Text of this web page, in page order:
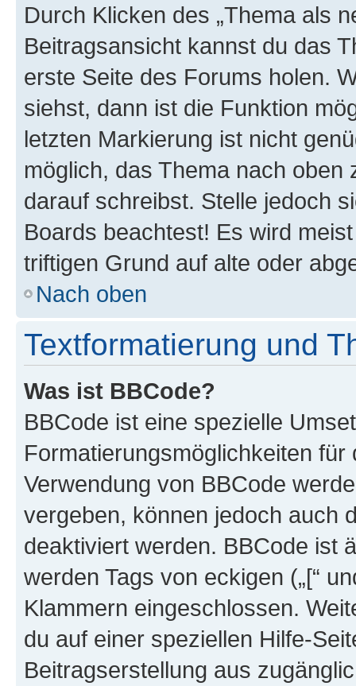
Durch Klicken des „Thema als
Beitragsansicht kannst du das
erste Seite des Forums holen.
siehst, dann ist die Funktion
letzten Markierung ist nicht
möglich, das Thema nach oben
darauf schreibst. Stelle jedoch
Boards beachtest! Es wird
triftigen Grund auf alte oder
Nach oben
Textformatierung und
Was ist BBCode?
BBCode ist eine spezielle
Formatierungsmöglichkeiten
Verwendung von BBCode
vergeben, können jedoch auch
deaktiviert werden. BBCode ist
werden Tags von eckigen („[“
Klammern eingeschlossen.
du auf einer speziellen Hilfe-
Beitragserstellung aus